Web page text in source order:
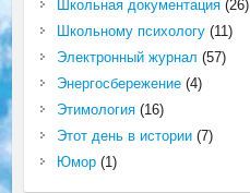
Школьная документация(26)
Школьному психологу(11)
Электронный журнал (57)
Энергосбережение(4)
Этимология(16)
Этот день в истории(7)
Юмор(1)